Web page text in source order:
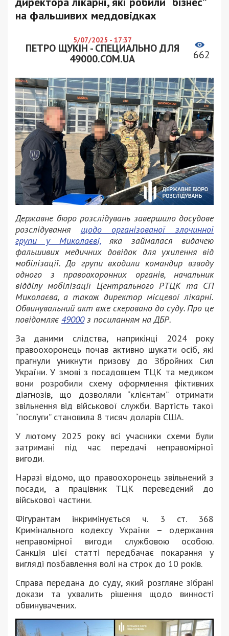
на фальшивих меддовідках
5/07/2025 - 17:37
ПЕТРО ЩУКІН - СПЕЦИАЛЬНО ДЛЯ
49000.COM.UA
662
Державне бюро розслідувань завершило досудове
розслідування щодо організованої злочинної
групи у Миколаєві,яка займалася видачею
фальшивих медичних довідок для ухилення від
мобілізації. До групи входили командир взводу
одного з правоохоронних органів, начальник
відділу мобілізації Центрального РТЦК та СП
Миколаєва, а також директор місцевої лікарні.
Обвинувальний акт вже скеровано до суду. Про це
повідомляє 49000з посиланням на ДБР.
За даними слідства, наприкінці 2024 року
правоохоронець почав активно шукати осіб, які
прагнули уникнути призову до Збройних Сил
України. У змові з посадовцем ТЦК та медиком
вони розробили схему оформлення фіктивних
діагнозів, що дозволяли “клієнтам” отримати
звільнення від військової служби. Вартість такої
“послуги” становила 8 тисяч доларів США.
У лютому 2025 року всі учасники схеми були
затримані під час передачі неправомірної
вигоди.
Наразі відомо, що правоохоронець звільнений з
посади, а працівник ТЦК переведений до
військової частини.
Фігурантам інкримінується ч. 3 ст. 368
Кримінального кодексу України – одержання
неправомірної вигоди службовою особою.
Санкція цієї статті передбачає покарання у
вигляді позбавлення волі на строк до 10 років.
Справа передана до суду, який розгляне зібрані
докази та ухвалить рішення щодо винності
обвинувачених.